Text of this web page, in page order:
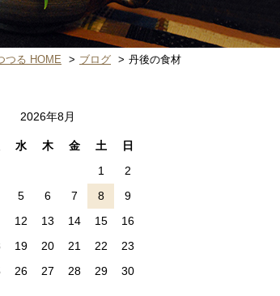
つる HOME ブログ 丹後の食材
2026年8月
水 木 金 土 日
1
2
5 6 7 8
9
12 13 14 15
16
19 20 21 22
23
26 27 28 29
30